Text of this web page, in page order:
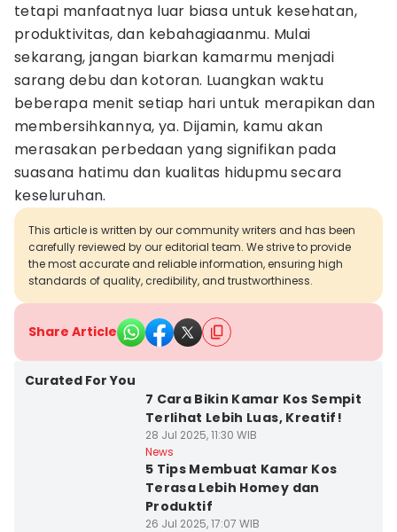
tetapi manfaatnya luar biasa untuk kesehatan,
produktivitas, dan kebahagiaanmu. Mulai
sekarang, jangan biarkan kamarmu menjadi
sarang debu dan kotoran. Luangkan waktu
beberapa menit setiap hari untuk merapikan dan
membersihkannya, ya. Dijamin, kamu akan
merasakan perbedaan yang signifikan pada
suasana hatimu dan kualitas hidupmu secara
keseluruhan.
This article is written by our community writers and has been
carefully reviewed by our editorial team. We strive to provide
the most accurate and reliable information, ensuring high
standards of quality, credibility, and trustworthiness.
Share Article
Curated For You
7 Cara Bikin Kamar Kos Sempit
Terlihat Lebih Luas, Kreatif!
28 Jul 2025, 11:30 WIB
News
5 Tips Membuat Kamar Kos
Terasa Lebih Homey dan
Produktif
26 Jul 2025, 17:07 WIB